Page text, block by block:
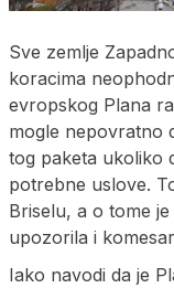
Sve zemlje
koracima
evropskog Plana
mogle nepovratno
tog paketa ukoliko
potrebne uslove.
Briselu, a o tome
upozorila i
Iako navodi da je